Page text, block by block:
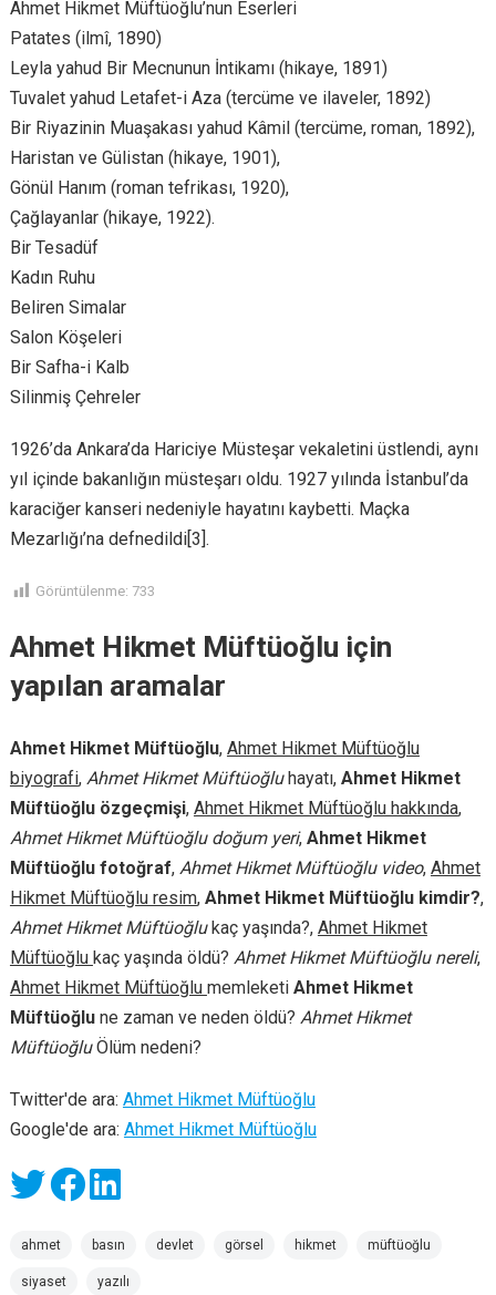
Ahmet Hikmet Müftüoğlu’nun Eserleri
Patates (ilmî, 1890)
Leyla yahud Bir Mecnunun İntikamı (hikaye, 1891)
Tuvalet yahud Letafet-i Aza (tercüme ve ilaveler, 1892)
Bir Riyazinin Muaşakası yahud Kâmil (tercüme, roman, 1892),
Haristan ve Gülistan (hikaye, 1901),
Gönül Hanım (roman tefrikası, 1920),
Çağlayanlar (hikaye, 1922).
Bir Tesadüf
Kadın Ruhu
Beliren Simalar
Salon Köşeleri
Bir Safha-i Kalb
Silinmiş Çehreler
1926’da Ankara’da Hariciye Müsteşar vekaletini üstlendi, aynı
yıl içinde bakanlığın müsteşarı oldu. 1927 yılında İstanbul’da
karaciğer kanseri nedeniyle hayatını kaybetti. Maçka
Mezarlığı’na defnedildi[3].
Görüntülenme: 733
Ahmet Hikmet Müftüoğlu için
yapılan aramalar
Ahmet Hikmet Müftüoğlu, Ahmet Hikmet Müftüoğlu
biyografi, Ahmet Hikmet Müftüoğluhayatı, Ahmet Hikmet
Müftüoğlu özgeçmişi, Ahmet Hikmet Müftüoğlu hakkında,
Ahmet Hikmet Müftüoğlu doğum yeri, Ahmet Hikmet
Müftüoğlu fotoğraf, Ahmet Hikmet Müftüoğlu video, Ahmet
Hikmet Müftüoğlu resim, Ahmet Hikmet Müftüoğlu kimdir?,
Ahmet Hikmet Müftüoğlukaç yaşında?, Ahmet Hikmet
Müftüoğlu kaç yaşında öldü? Ahmet Hikmet Müftüoğlu nereli,
Ahmet Hikmet Müftüoğlu memleketi Ahmet Hikmet
Müftüoğlune zaman ve neden öldü? Ahmet Hikmet
MüftüoğluÖlüm nedeni?
Twitter'de ara: Ahmet Hikmet Müftüoğlu
Google'de ara: Ahmet Hikmet Müftüoğlu
ahmet basın devlet görsel hikmet müftüoğlu
siyaset yazılı